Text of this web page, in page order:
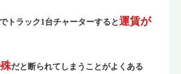
トラック1台チャーターすると運賃が
だと断られてしまうことがよくある